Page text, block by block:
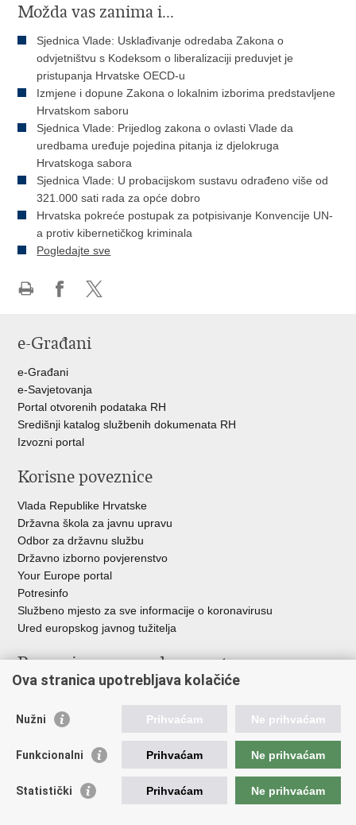
Možda vas zanima i...
Sjednica Vlade: Usklađivanje odredaba Zakona o
odvjetništvu s Kodeksom o liberalizaciji preduvjet je
pristupanja Hrvatske OECD-u
Izmjene i dopune Zakona o lokalnim izborima predstavljene
Hrvatskom saboru
Sjednica Vlade: Prijedlog zakona o ovlasti Vlade da
uredbama uređuje pojedina pitanja iz djelokruga
Hrvatskoga sabora
Sjednica Vlade: U probacijskom sustavu odrađeno više od
321.000 sati rada za opće dobro
Hrvatska pokreće postupak za potpisivanje Konvencije UN-
a protiv kibernetičkog kriminala
Pogledajte sve
FacebookuTwitteru
e-Građani
e-Građani
e-Savjetovanja
Portal otvorenih podataka RH
Središnji katalog službenih dokumenata RH
Izvozni portal
Korisne poveznice
Vlada Republike Hrvatske
Državna škola za javnu upravu
Odbor za državnu službu
Državno izborno povjerenstvo
Your Europe portal
Potresinfo
Službeno mjesto za sve informacije o koronavirusu
Ured europskog javnog tužitelja
Poveznice pravosudnog sustava
Državno odvjetništvo
Ured za suzbijanje korupcije i organiziranog kriminaliteta
Državnoodvjetničko vijeće
Hrvatska odvjetnička komora
Ova stranica upotrebljava kolačiće
Nužni Prihvaćam Ne prihvaćam
Funkcionalni Prihvaćam Ne prihvaćam
Statistički Prihvaćam Ne prihvaćam